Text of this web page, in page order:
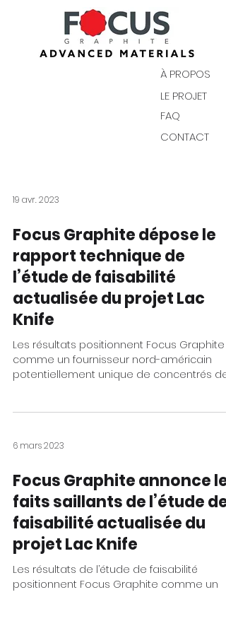
À PROPOS
LE PROJET
CONTACT
FAQ
19 avr. 2023
Focus Graphite dépose le
rapport technique de
l’étude de faisabilité
actualisée du projet Lac
Knife
Les résultats positionnent Focus Graphite
comme un fournisseur nord-américain
potentiellement unique de concentrés de
6 mars 2023
Focus Graphite annonce les
faits saillants de l’étude de
faisabilité actualisée du
projet Lac Knife
Les résultats de l’étude de faisabilité
positionnent Focus Graphite comme un